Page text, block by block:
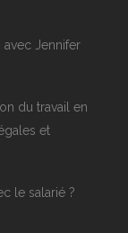
Jennifer
du travail en
et
le salarié ?